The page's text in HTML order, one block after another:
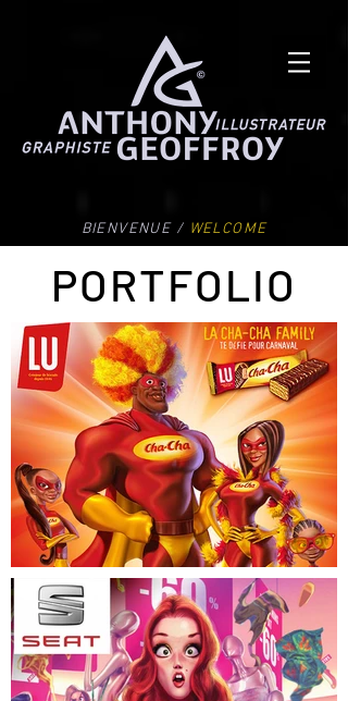
BIENVENUE / WELCOME
PORTFOLIO